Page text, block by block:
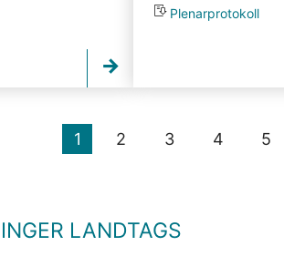
Plenarprotokoll
1 2 3 4 5
LANDTAGS